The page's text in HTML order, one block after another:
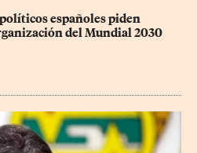
españoles piden
del Mundial 2030